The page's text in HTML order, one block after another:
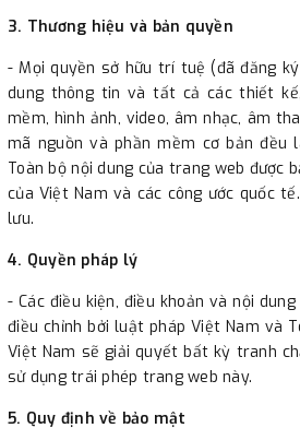
3. Thương hiệu và bản quyền
- Mọi quyền sở hữu trí tuệ (đã đăng
dung thông tin và tất cả các thiết
mềm, hình ảnh, video, âm nhạc, âm
mã nguồn và phần mềm cơ bản đều
Toàn bộ nội dung của trang web được
của Việt Nam và các công ước quốc
lưu.
4. Quyền pháp lý
- Các điều kiện, điều khoản và nội
điều chỉnh bởi luật pháp Việt Nam và
Việt Nam sẽ giải quyết bất kỳ tranh
sử dụng trái phép trang web này.
5. Quy định về bảo mật